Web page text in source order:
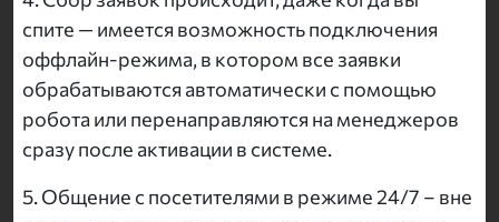
спите — имеется возможность подключения
оффлайн-режима, в котором все заявки
обрабатываются автоматически с помощью
робота или перенаправляются на менеджеров
сразу после активации в системе.
5. Общение с посетителями в режиме 24/7 – вне